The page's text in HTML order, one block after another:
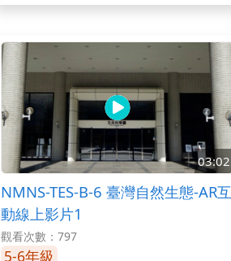
03:02
NMNS-TES-B-6 臺灣自然生態-AR互
動線上影片1
觀看次數：797
5-6年級